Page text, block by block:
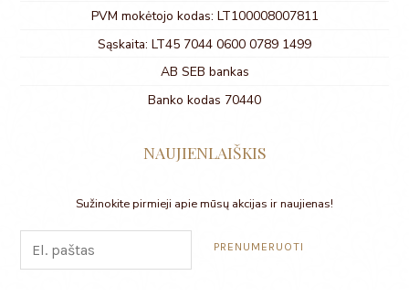
PVM mokėtojo kodas: LT100008007811
Sąskaita: LT45 7044 0600 0789 1499
AB SEB bankas
Banko kodas 70440
NAUJIENLAIŠKIS
Sužinokite pirmieji apie mūsų akcijas ir naujienas!